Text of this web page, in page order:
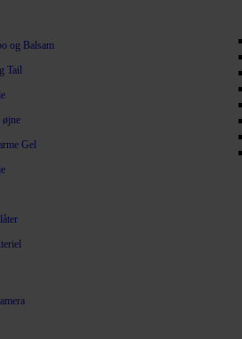
og Balsam
Tail
Gel